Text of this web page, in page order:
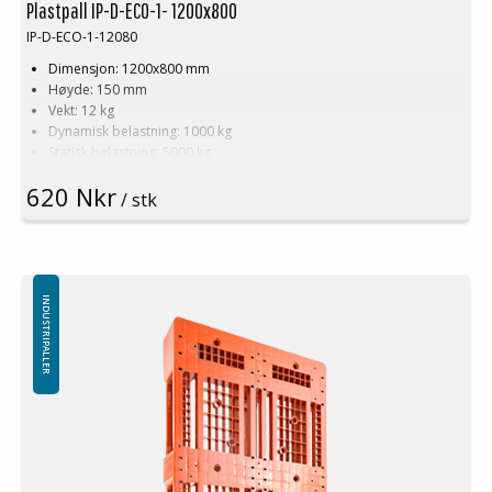
Plastpall IP-D-ECO-1- 1200x800
IP-D-ECO-1-12080
Dimensjon: 1200x800 mm
Høyde: 150 mm
Vekt: 12 kg
Dynamisk belastning: 1000 kg
Statisk belastning: 5000 kg
Material: PE
Uten toppkant
620 Nkr/ stk
INDUSTRIPALLER